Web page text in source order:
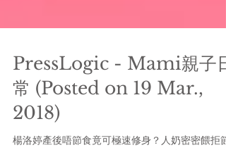
PressLogic - Mami親子日
常 (Posted on 19 Mar.,
2018)